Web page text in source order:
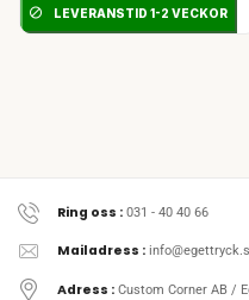
LEVERANSTID 1-2 VECKOR
Ring oss : 031 - 40 40 66
Mailadress :
Adress : Custom Corner AB /